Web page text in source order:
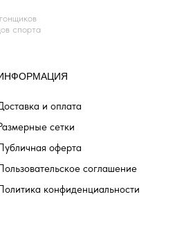
и оплата
сетки
оферта
соглашение
спорта
конфиденциальности